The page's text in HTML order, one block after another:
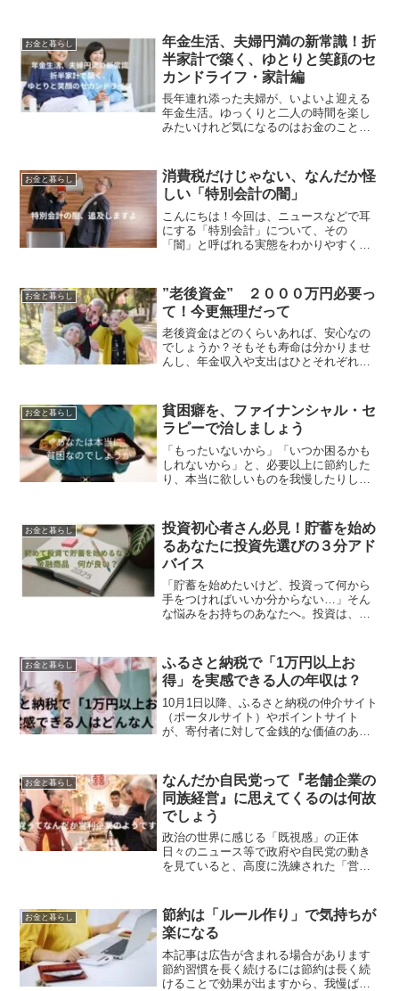
音を聞きながら読書などの趣味を満喫で
きるかと思います。しかし...
お金と暮らし
年金生活、夫婦円満の新常識！折
半家計で築く、ゆとりと笑顔のセ
カンドライフ・家計編
長年連れ添った夫婦が、いよいよ迎える
年金生活。ゆっくりと二人の時間を楽し
みたいけれど気になるのはお金のこと。
いでしょうか。そこで提案したいのが、
夫婦の年金額を「ほぼ完全...
お金と暮らし
消費税だけじゃない、なんだか怪
しい「特別会計の闇」
こんにちは！今回は、ニュースなどで耳
にする「特別会計」について、その
「闇」と呼ばれる実態をわかりやすく解
「一般会計」と「特別会計」に分かれて
います。「一般会計」は、税金な...
お金と暮らし
”老後資金” ２０００万円必要っ
て！今更無理だって
老後資金はどのくらいあれば、安心なの
でしょうか？そもそも寿命は分かりませ
んし、年金収入や支出はひとそれぞれな
あります。老後2,000万円問題とは、2019
年に行われ...
お金と暮らし
貧困癖を、ファイナンシャル・セ
ラピーで治しましょう
「もったいないから」「いつか困るかも
しれないから」と、必要以上に節約した
り、本当に欲しいものを我慢したりして
困癖」かもしれません。貧困癖とは、過
去の経済的な苦労や不安な...
お金と暮らし
投資初心者さん必見！貯蓄を始め
るあなたに投資先選びの３分アド
バイス
「貯蓄を始めたいけど、投資って何から
手をつければいいか分からない…」そん
な悩みをお持ちのあなたへ。投資は、将
らこそ、最初の投資先選びは慎重に行い
たいもの。さらに、投資...
お金と暮らし
ふるさと納税で「1万円以上お
得」を実感できる人の年収は？
10月1日以降、ふるさと納税の仲介サイト
（ポータルサイト）やポイントサイト
が、寄付者に対して金銭的な価値のある
ところで、ふるさと納税の魅力は、実質
2,000円の自己負担...
お金と暮らし
なんだか自民党って『老舗企業の
同族経営』に思えてくるのは何故
でしょう
政治の世界に感じる「既視感」の正体
日々のニュース等で政府や自民党の動き
を見ていると、高度に洗練された「営利
を描き、国民の信託を受けて公共の利益
を実現する活動であるはずで...
お金と暮らし
節約は「ルール作り」で気持ちが
楽になる
本記事は広告が含まれる場合があります
節約習慣を長く続けるには節約は長く続
けることで効果が出ますから、我慢ばか